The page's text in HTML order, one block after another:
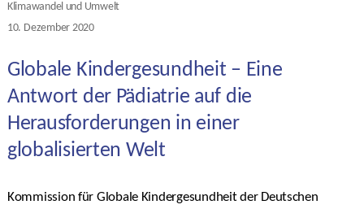
Klimawandel und Umwelt
Veröffentlichungsdatum
10. Dezember 2020
Globale Kindergesundheit – Eine
Antwort der Pädiatrie auf die
Herausforderungen in einer
globalisierten Welt
Kommission für Globale Kindergesundheit der Deutschen